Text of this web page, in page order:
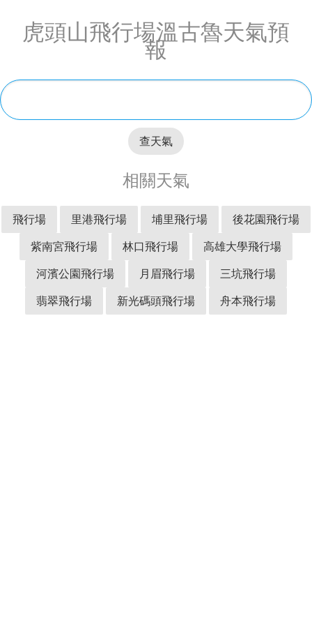
虎頭山飛行場溫古魯天氣預
報
查天氣
相關天氣
飛行場 里港飛行場 埔里飛行場
後花園飛行場
紫南宮飛行場
林口飛行場
高雄大學飛行場
河濱公園飛行場
月眉飛行場
三坑飛行場
翡翠飛行場
新光碼頭飛行場 舟本飛行場